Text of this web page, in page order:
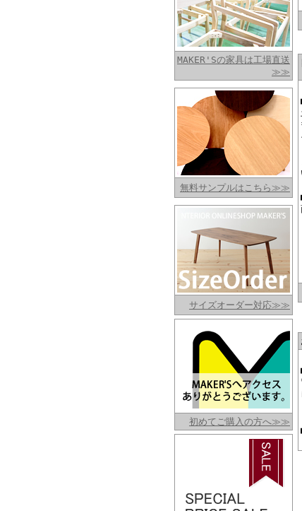
MAKER'Sの家具は工場直送
≫≫
無料サンプルはこちら≫≫
サイズオーダー対応≫≫
初めてご購入の方へ≫≫